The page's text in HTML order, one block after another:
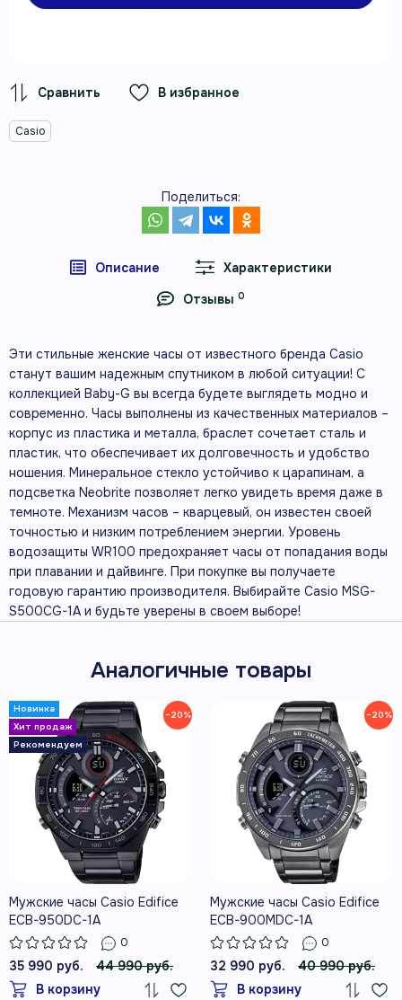
В избранное
Casio
Поделиться:
Описание
Характеристики
Отзывы 0
Эти стильные женские часы от известного бренда Casio
станут вашим надежным спутником в любой ситуации! С
коллекцией Baby-G вы всегда будете выглядеть модно и
современно. Часы выполнены из качественных материалов –
корпус из пластика и металла, браслет сочетает сталь и
пластик, что обеспечивает их долговечность и удобство
ношения. Минеральное стекло устойчиво к царапинам, а
подсветка Neobrite позволяет легко увидеть время даже в
темноте. Механизм часов – кварцевый, он известен своей
точностью и низким потреблением энергии. Уровень
водозащиты WR100 предохраняет часы от попадания воды
при плавании и дайвинге. При покупке вы получаете
годовую гарантию производителя. Выбирайте Casio MSG-
S500CG-1A и будьте уверены в своем выборе!
Аналогичные товары
−20%
Мужские часы Casio Edifice
ECB-950DC-1A
0
35 990 руб.
44 990 руб.
В корзину
−20%
Мужские часы Casio Edifice
ECB-900MDC-1A
0
32 990 руб.
40 990 руб.
В корзину